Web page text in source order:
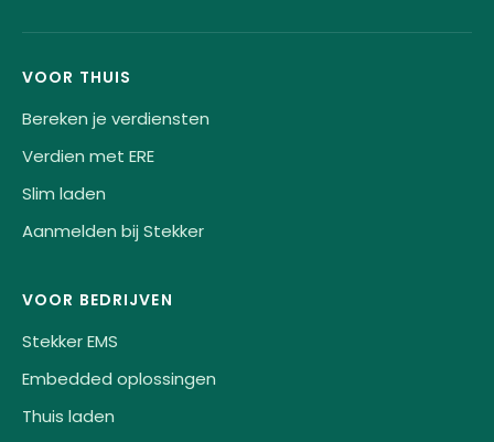
VOOR THUIS
Bereken je verdiensten
Verdien met ERE
Slim laden
Aanmelden bij Stekker
VOOR BEDRIJVEN
Stekker EMS
Embedded oplossingen
Thuis laden